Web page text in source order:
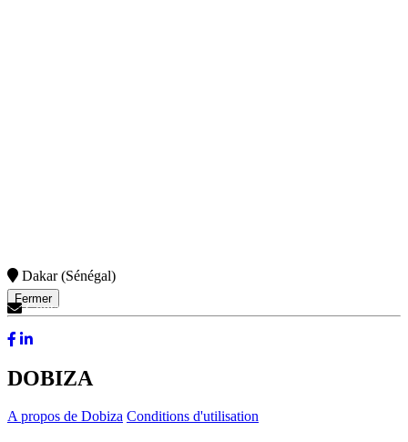
Fermer
Dakar (Sénégal)
Contactez-Nous
DOBIZA
A propos de Dobiza Conditions d'utilisation